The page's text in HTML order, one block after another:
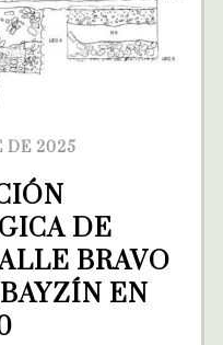
DE 2025
DE
BRAVO
EN